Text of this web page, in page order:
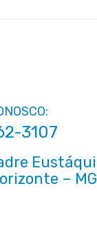
3107